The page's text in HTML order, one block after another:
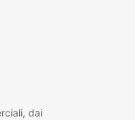
dai